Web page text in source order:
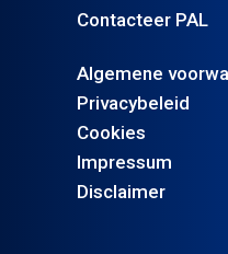
Contacteer PAL
Algemene
Privacybeleid
Cookies
Impressum
Disclaimer